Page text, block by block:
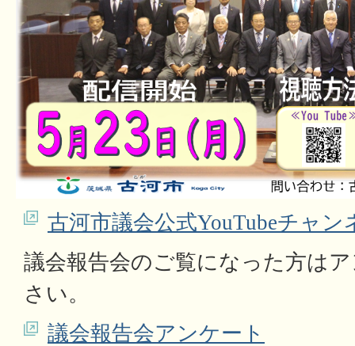
古河市議会公式YouTubeチャン
議会報告会のご覧になった方は
さい。
議会報告会アンケート